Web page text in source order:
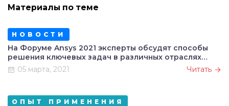
Материалы по теме
НОВОСТИ
На Форуме Ansys 2021 эксперты обсудят способы
решения ключевых задач в различных отраслях
промышленности
05 марта, 2021 Читать
ОПЫТ ПРИМЕНЕНИЯ